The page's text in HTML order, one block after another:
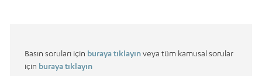
Basın soruları için buraya tıklayınveya tüm kamusal sorular
için buraya tıklayın